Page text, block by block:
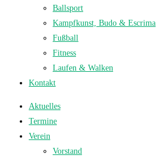
Ballsport
Kampfkunst, Budo & Escrima
Fußball
Fitness
Laufen & Walken
Kontakt
Aktuelles
Termine
Verein
Vorstand